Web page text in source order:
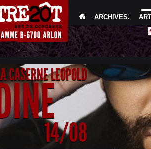
ARCHIVES.
CASERNE LEOPOLD
14/08